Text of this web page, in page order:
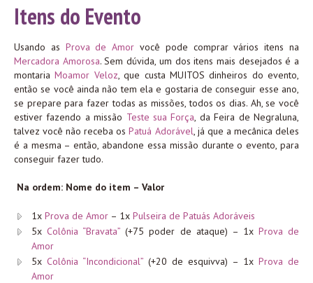
Itens do Evento
Usando as Prova de Amor você pode comprar vários itens na
Mercadora Amorosa. Sem dúvida, um dos itens mais desejados é a
montariaMoamor Veloz, que custa MUITOS dinheiros do evento,
então se você ainda não tem ela e gostaria de conseguir esse ano,
se prepare para fazer todas as missões, todos os dias. Ah, se você
estiver fazendo a missão Teste sua Força, da Feira de Negraluna,
talvez você não receba osPatuá Adorável, já que a mecânica deles
é a mesma – então, abandone essa missão durante o evento, para
conseguir fazer tudo.
Na ordem: Nome do item – Valor
1x Prova de Amor – 1x Pulseira de Patuás Adoráveis
5xColônia “Bravata” (+75 poder de ataque) – 1x Prova de
Amor
5x Colônia “Incondicional” (+20 de esquivva) – 1x Prova de
Amor